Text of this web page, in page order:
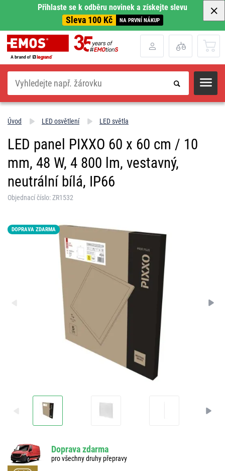
Přihlaste se k odběru novinek a získejte slevu
Sleva 100 Kč NA PRVNÍ NÁKUP
Hledat
Úvod LED osvětlení LED světla
LED panel PIXXO 60 x 60 cm / 10
mm, 48 W, 4 800 lm, vestavný,
neutrální bílá, IP66
Objednací číslo: ZR1532
DOPRAVA ZDARMA
Doprava zdarma
pro všechny druhy přepravy